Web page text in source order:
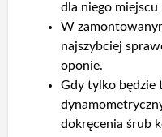
dla niego miejscu
W
najszybciej
oponie.
Gdy tylko będzie
dokręcenia śrub